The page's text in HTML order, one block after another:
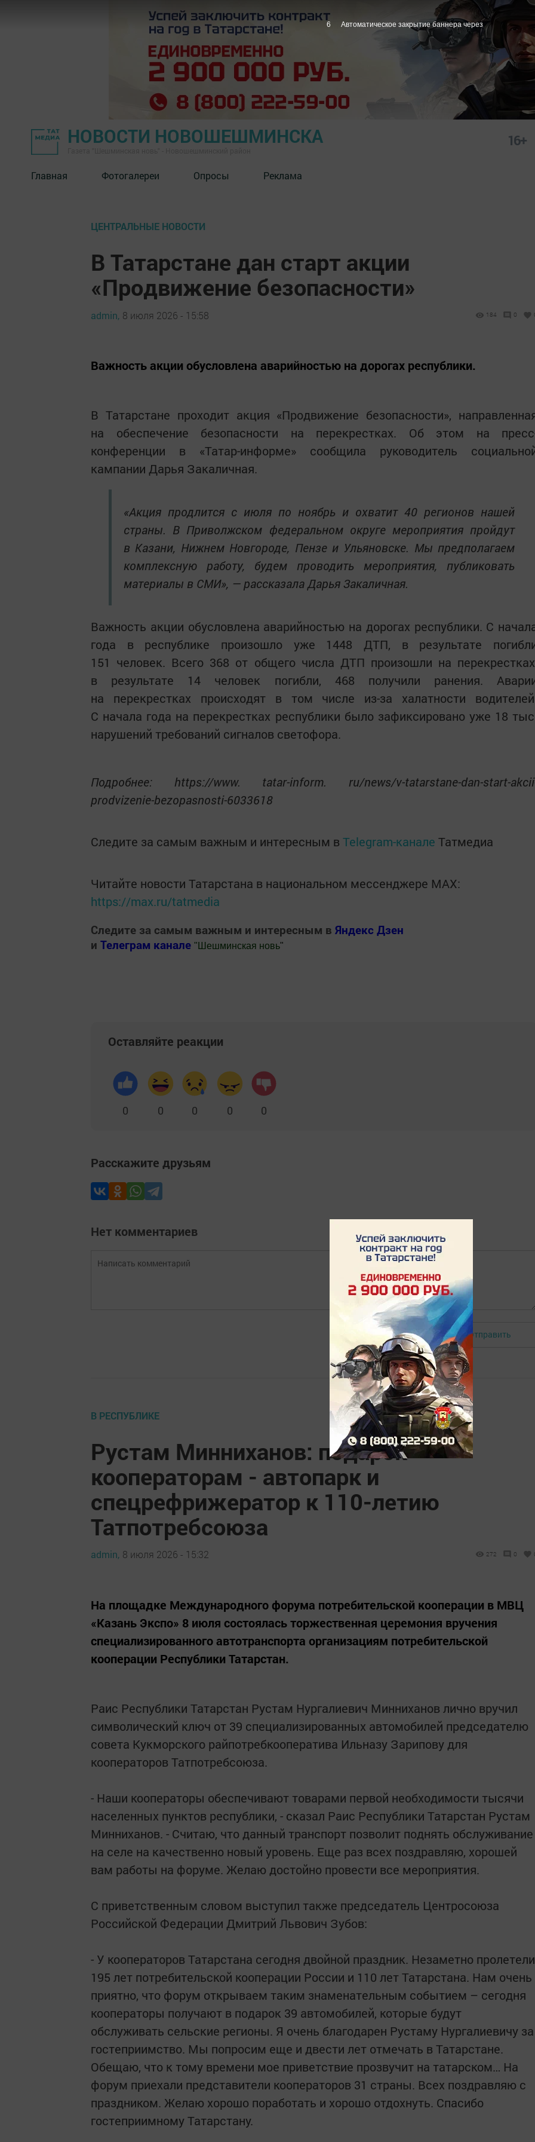
НОВОСТИ НОВОШЕШМИНСКА 16+
Главная Фотогалереи Опросы Реклама
ЦЕНТРАЛЬНЫЕ НОВОСТИ
В Татарстане дан старт акции
«Продвижение безопасности»
admin, 8 июля 2026 - 15:58 184 0
Важность акции обусловлена аварийностью на дорогах республики.
В Татарстане проходит акция «Продвижение безопасности»,
на обеспечение безопасности на перекрестках. Об этом на
конференции в «Татар-информе» сообщила руководитель
кампании Дарья Закаличная.
«Акция продлится с июля по ноябрь и охватит 40 регионов нашей
страны. В Приволжском федеральном округе мероприятия пройдут
в Казани, Нижнем Новгороде, Пензе и Ульяновске. Мы предполагаем
комплексную работу, будем проводить мероприятия, публиковать
материалы в СМИ», — рассказала Дарья Закаличная.
Важность акции обусловлена аварийностью на дорогах республики. С
года в республике произошло уже 1448 ДТП, в результате
151 человек. Всего 368 от общего числа ДТП произошли на
в результате 14 человек погибли, 468 получили ранения.
на перекрестках происходят в том числе из-за халатности
С начала года на перекрестках республики было зафиксировано уже 18
нарушений требований сигналов светофора.
Подробнее: https://www. tatar-inform. ru/news/v-tatarstane-dan-start-
prodvizenie-bezopasnosti-6033618
Следите за самым важным и интересным в Telegram-канале Татмедиа
Читайте новости Татарстана в национальном мессенджере MАХ:
https://max.ru/tatmedia
Следите за самым важным и интересным в Яндекс Дзен
и Телеграм канале " Шешминская новь"
Оставляйте реакции
0 0 0 0 0
Расскажите друзьям
Нет комментариев
Авторизоваться Отправить
В РЕСПУБЛИКЕ
Рустам Минниханов: подарок
кооператорам - автопарк и
спецрефрижератор к 110-летию
Татпотребсоюза
admin, 8 июля 2026 - 15:32 272 0
На площадке Международного форума потребительской кооперации в МВЦ
«Казань Экспо» 8 июля состоялась торжественная церемония вручения
специализированного автотранспорта организациям потребительской
кооперации Республики Татарстан.
Раис Республики Татарстан Рустам Нургалиевич Минниханов лично вручил
символический ключ от 39 специализированных автомобилей председателю
совета Кукморского райпотребкооператива Ильназу Зарипову для
кооператоров Татпотребсоюза.
- Наши кооператоры обеспечивают товарами первой необходимости тысячи
населенных пунктов республики, - сказал Раис Республики Татарстан Рустам
Минниханов. - Считаю, что данный транспорт позволит поднять обслуживание
на селе на качественно новый уровень. Еще раз всех поздравляю, хорошей
вам работы на форуме. Желаю достойно провести все мероприятия.
С приветственным словом выступил также председатель Центросоюза
Российской Федерации Дмитрий Львович Зубов:
- У кооператоров Татарстана сегодня двойной праздник. Незаметно пролетели
195 лет потребительской кооперации России и 110 лет Татарстана. Нам очень
приятно, что форум открываем таким знаменательным событием – сегодня
кооператоры получают в подарок 39 автомобилей, которые будут
обслуживать сельские регионы. Я очень благодарен Рустаму Нургалиевичу за
гостеприимство. Мы попросим еще и двести лет отмечать в Татарстане.
Обещаю, что к тому времени мое приветствие прозвучит на татарском… На
форум приехали представители кооператоров 31 страны. Всех поздравляю с
праздником. Желаю хорошо поработать и хорошо отдохнуть. Спасибо
гостеприимному Татарстану.
5 Автоматическое закрытие баннера через